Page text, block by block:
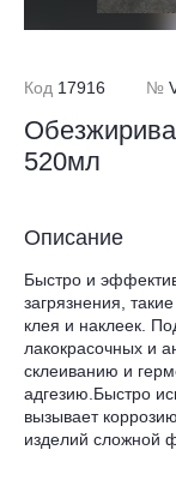
Код 17916 №
520мл
Описание
Быстро и
загрязнения,
клея и наклеек.
лакокрасочных и
склеиванию и
адгезию.Быстро
вызывает
изделий сложной